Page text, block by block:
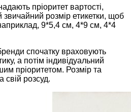
пріоритет вартості,
розмір етикетки, щоб
9*5,4 см, 4*9 см, 4*4
спочатку враховують
а потім індивідуальний
пріоритетом. Розмір та
розсуд.